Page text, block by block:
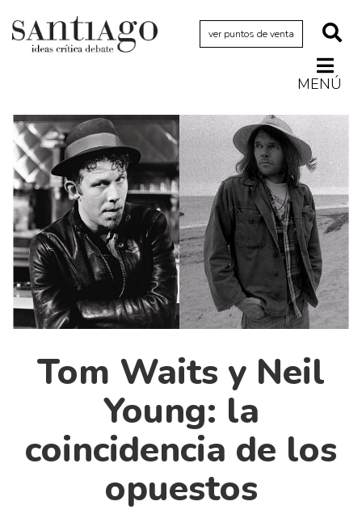
ver puntos de venta
MENÚ
Actualidad
Archivo Cenfoto-UDP
Arquetipos de situación
Artes visuales
Ciencia
Cine y televisión
Ciudad
Cómics
Críticas
Cultura
Diccionario portátil de la literatura chilena
Fragmentos
Gran reserva
Tom Waits y Neil
Young: la
coincidencia de los
opuestos